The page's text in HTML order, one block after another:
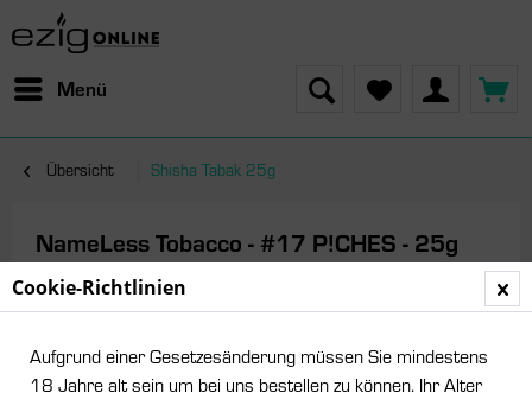
Menü
Übersicht Shisha Tabak 25g
NameLess Tobacco - #17 P!CHES - 25g
Cookie-Richtlinien
Aufgrund einer Gesetzesänderung müssen Sie mindestens
18 Jahre alt sein um bei uns bestellen zu können. Ihr Alter